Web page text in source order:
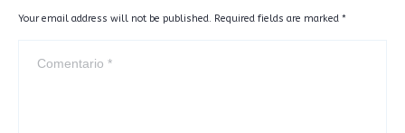
Your email address will not be published. Required fields are marked *